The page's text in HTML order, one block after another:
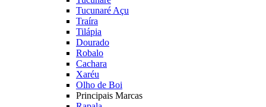
Tucunaré Açu
Traíra
Tilápia
Dourado
Robalo
Cachara
Xaréu
Olho de Boi
Principais Marcas